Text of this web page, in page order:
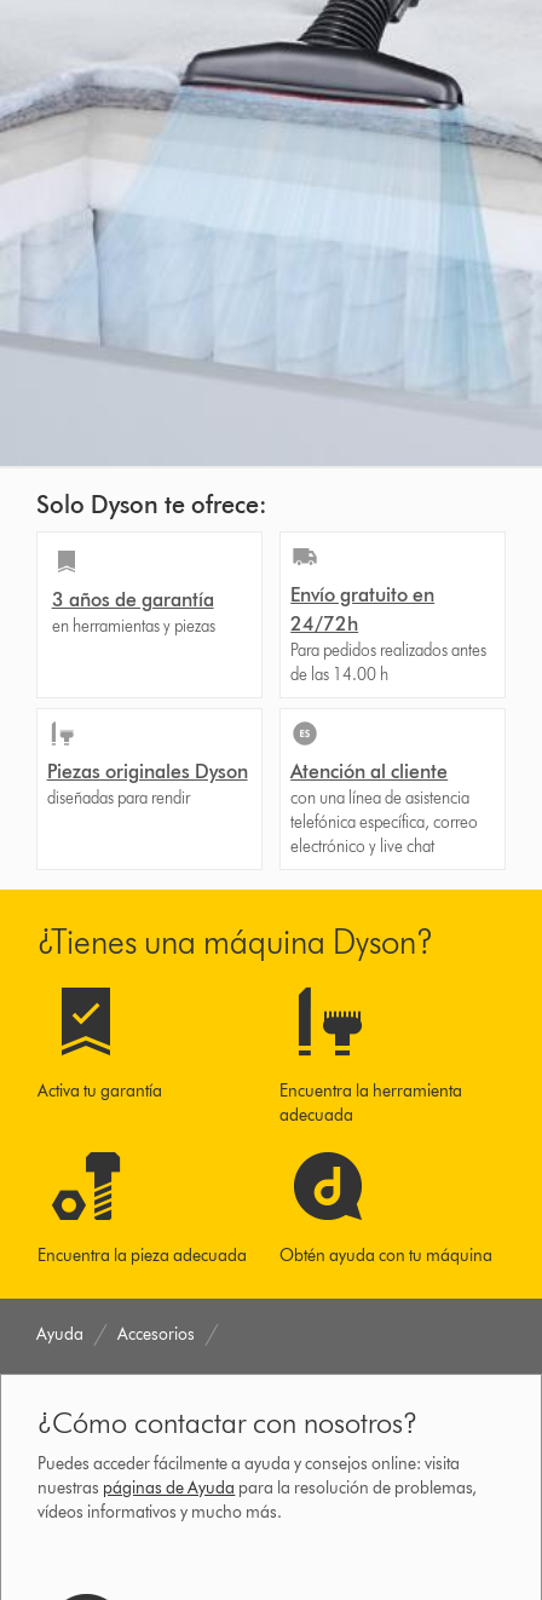
Solo Dyson te ofrece:
3 años de garantía
en herramientas y piezas
Envío gratuito en
24/72h
Para pedidos realizados antes
de las 14.00 h
Piezas originales Dyson
diseñadas para rendir
Atención al cliente
con una línea de asistencia
telefónica específica, correo
electrónico y live chat
¿Tienes una máquina Dyson?
Activa tu garantía
Encuentra la herramienta
adecuada
Encuentra la pieza adecuada Obtén ayuda con tu máquina
Ayuda Accesorios
¿Cómo contactar con nosotros?
Puedes acceder fácilmente a ayuda y consejos online: visita
nuestras páginas de Ayuda para la resolución de problemas,
vídeos informativos y mucho más.